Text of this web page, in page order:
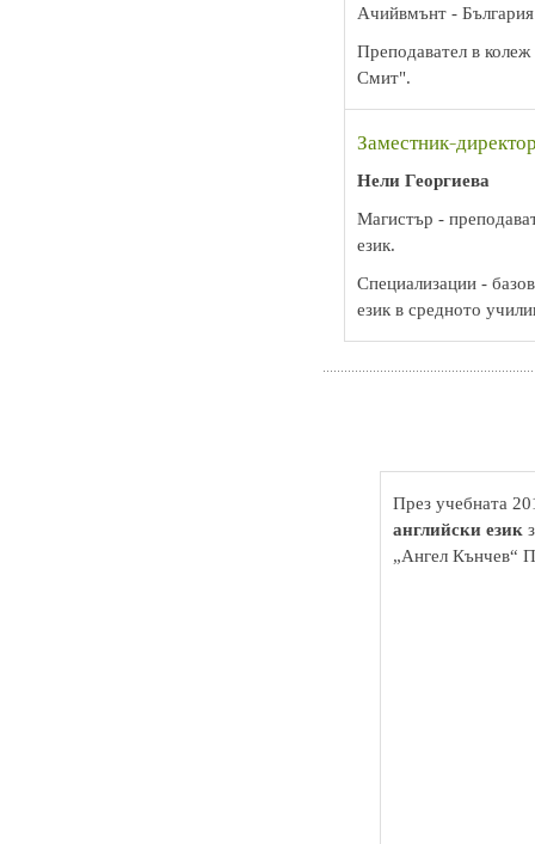
Ачийвмънт -
Преподавател в
Смит".
Заместник-
Нели Георгиева
Магистър -
език.
Специализации -
език в средното
През учебната
английски език
„Ангел Кънчев“